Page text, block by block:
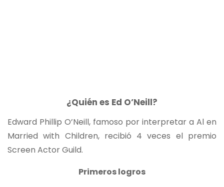
¿Quién es Ed O’Neill?
Edward Phillip O’Neill, famoso por interpretar a Al en
Married with Children, recibió 4 veces el premio
Screen Actor Guild.
Primeros logros